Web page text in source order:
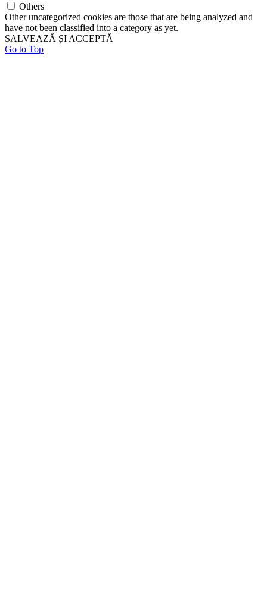
Others
Other uncategorized cookies are those that are being analyzed and
have not been classified into a category as yet.
SALVEAZĂ ȘI ACCEPTĂ
Go to Top